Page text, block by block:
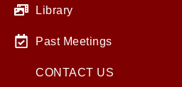
Library
Past Meetings
CONTACT US